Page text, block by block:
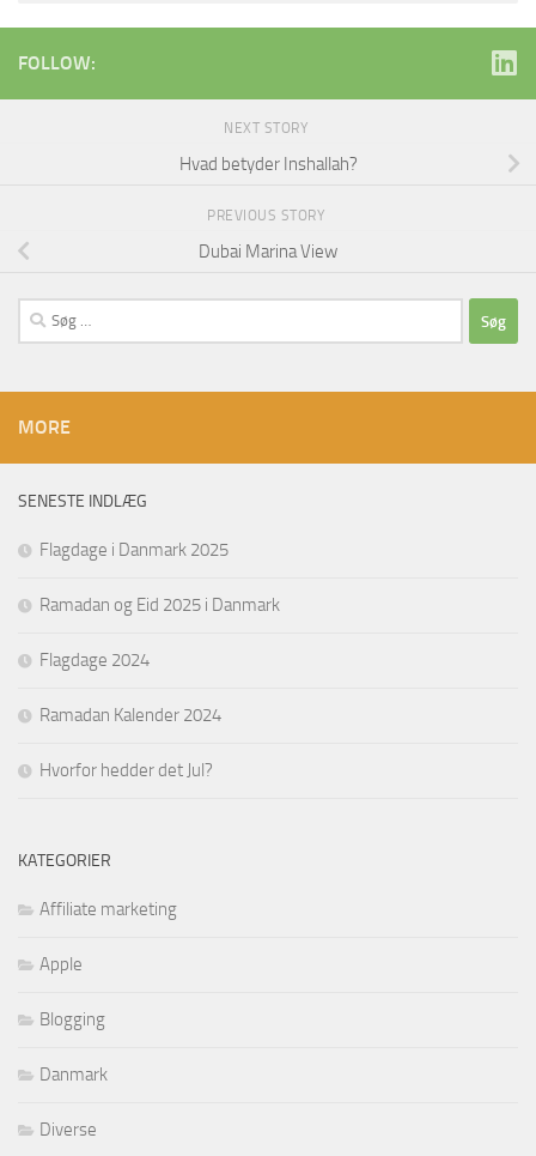
FOLLOW:
NEXT STORY
Hvad betyder Inshallah?
PREVIOUS STORY
Dubai Marina View
Søg
efter:
MORE
SENESTE INDLÆG
Flagdage i Danmark 2025
Ramadan og Eid 2025 i Danmark
Flagdage 2024
Ramadan Kalender 2024
Hvorfor hedder det Jul?
KATEGORIER
Affiliate marketing
Apple
Blogging
Danmark
Diverse